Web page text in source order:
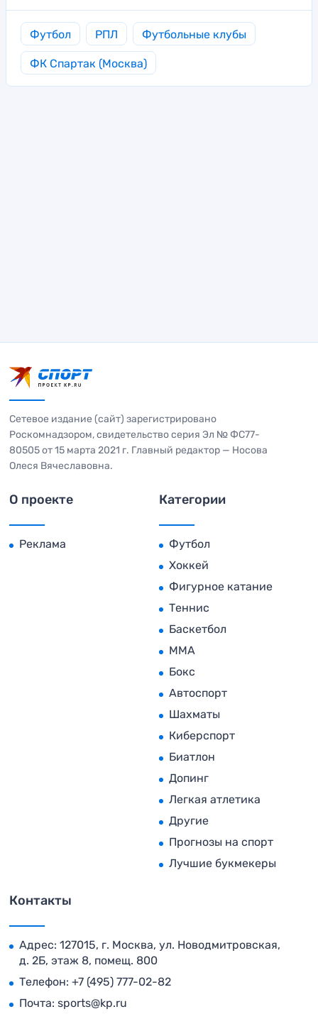
Футбол РПЛ Футбольные клубы
ФК Спартак (Москва)
Сетевое издание (сайт) зарегистрировано
Роскомнадзором, свидетельство серия Эл № ФС77-
80505 от 15 марта 2021 г. Главный редактор — Носова
Олеся Вячеславовна.
О проекте
Реклама
Категории
Футбол
Хоккей
Фигурное катание
Теннис
Баскетбол
MMA
Бокс
Автоспорт
Шахматы
Киберспорт
Биатлон
Допинг
Легкая атлетика
Другие
Прогнозы на спорт
Лучшие букмекеры
Контакты
Адрес: 127015, г. Москва, ул. Новодмитровская,
д. 2Б, этаж 8, помещ. 800
Телефон: +7 (495) 777-02-82
Почта: sports@kp.ru